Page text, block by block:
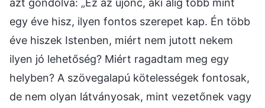
egy éve hisz, ilyen fontos szerepet kap. Én több
éve hiszek Istenben, miért nem jutott nekem
ilyen jó lehetőség? Miért ragadtam meg egy
helyben? A szövegalapú kötelességek fontosak,
de nem olyan látványosak, mint vezetőnek vagy